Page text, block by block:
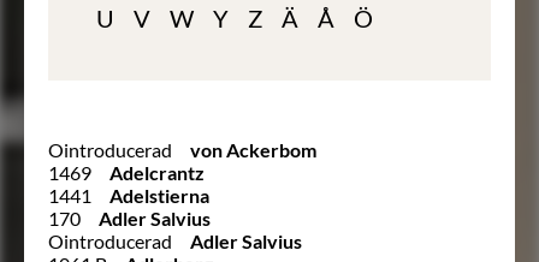
U
V W Y Z Ä Å Ö
Ointroducerad
von Ackerbom
1469
Adelcrantz
1441
Adelstierna
170
Adler Salvius
Ointroducerad
Adler Salvius